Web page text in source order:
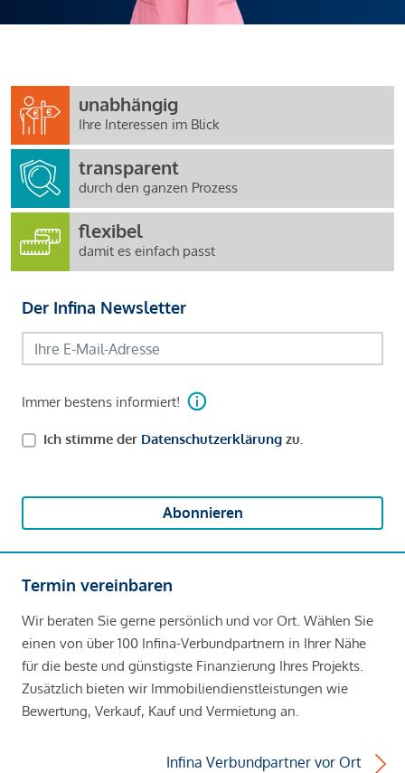
unabhängig
Ihre Interessen im Blick
transparent
durch den ganzen Prozess
flexibel
damit es einfach passt
Der Infina Newsletter
Immer bestens informiert!
Ich stimme der Datenschutzerklärung zu.
Abonnieren
Termin vereinbaren
Wir beraten Sie gerne persönlich und vor Ort. Wählen Sie
einen von über 100 Infina-Verbundpartnern in Ihrer Nähe
für die beste und günstigste Finanzierung Ihres Projekts.
Zusätzlich bieten wir Immobiliendienstleistungen wie
Bewertung, Verkauf, Kauf und Vermietung an.
Infina Verbundpartner vor Ort